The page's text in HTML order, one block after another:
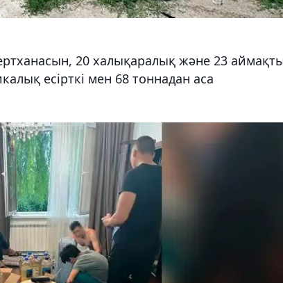
20 халықаралық және 23
есірткі мен 68 тоннадан аса